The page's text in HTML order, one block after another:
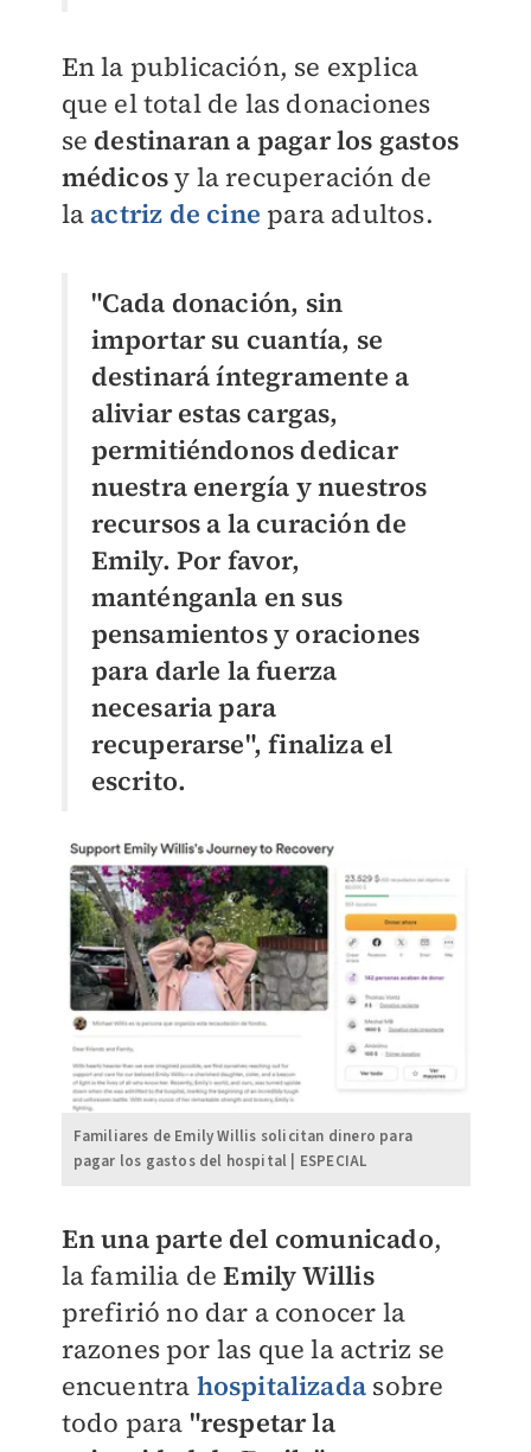
En la publicación, se explica
que el total de las donaciones
se destinaran a pagar los gastos
médicosy la recuperación de
la actriz de cine para adultos.
"Cada donación, sin
importar su cuantía, se
destinará íntegramente a
aliviar estas cargas,
permitiéndonos dedicar
nuestra energía y nuestros
recursos a la curación de
Emily. Por favor,
manténganla en sus
pensamientos y oraciones
para darle la fuerza
necesaria para
recuperarse", finaliza el
escrito.
Familiares de Emily Willis solicitan dinero para
pagar los gastos del hospital | ESPECIAL
En una parte del comunicado,
la familia deEmily Willis
prefirió no dar a conocer la
razones por las que la actriz se
encuentra hospitalizada sobre
todo para "respetar la